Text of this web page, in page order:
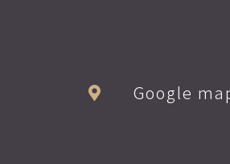
Google